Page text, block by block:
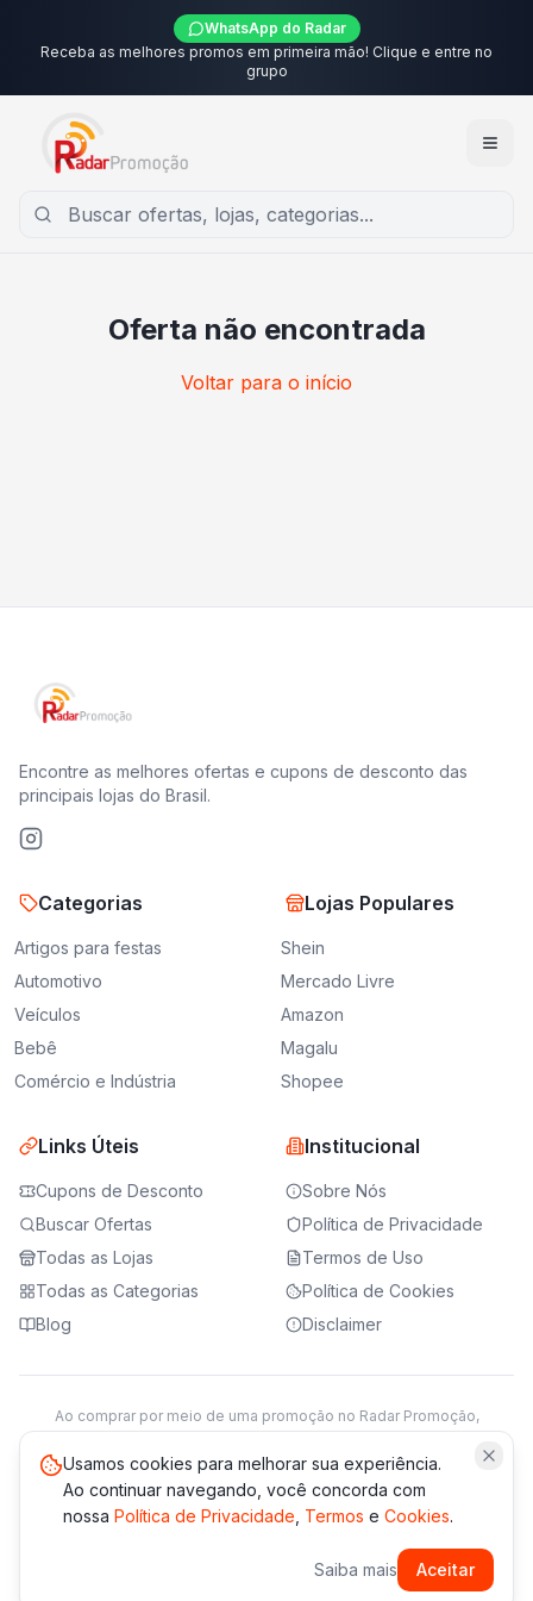
WhatsApp do Radar
Receba as melhores promos em primeira mão! Clique e entre no
grupo
Oferta não encontrada
Voltar para o início
Encontre as melhores ofertas e cupons de desconto das
principais lojas do Brasil.
Categorias
Artigos para festas
Automotivo
Veículos
Bebê
Comércio e Indústria
Lojas Populares
Shein
Mercado Livre
Amazon
Magalu
Shopee
Links Úteis
Cupons de Desconto
Buscar Ofertas
Todas as Lojas
Todas as Categorias
Blog
Institucional
Sobre Nós
Política de Privacidade
Termos de Uso
Política de Cookies
Disclaimer
Ao comprar por meio de uma promoção no Radar Promoção,
Saiba mais
*Os preços e disponibilidade podem variar. Verifique sempre
Usamos cookies para melhorar sua experiência.
Ao continuar navegando, você concorda com
nossa Política de Privacidade Termos e Cookies.
Saiba mais Aceitar